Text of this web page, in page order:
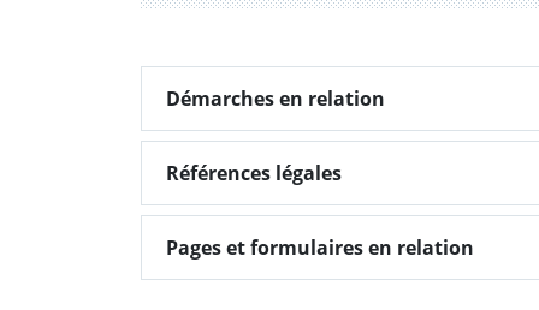
Démarches en relation
Démarches en relation
Références légales
Références légales
Pages et formulaires en relation
Pages et formulaires en relation